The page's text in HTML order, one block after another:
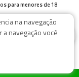
para menores de 18
graves males à saúde.
na navegação
navegação você